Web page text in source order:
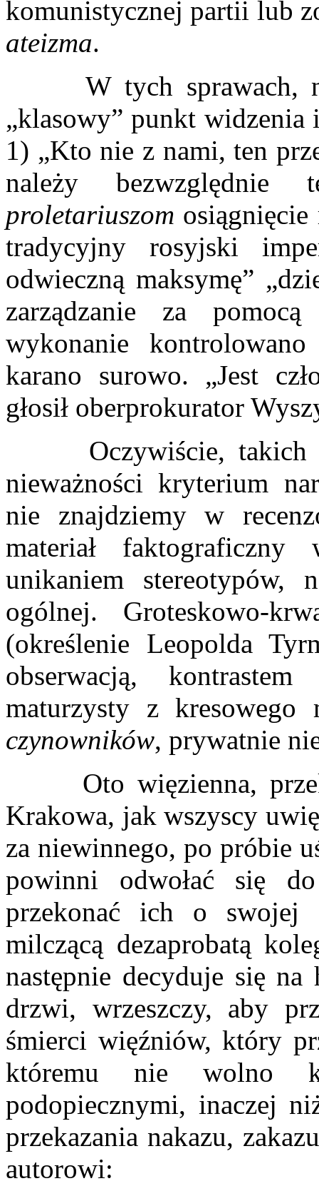
komunistycznej partii lub
ateizma.
W tych sprawach,
„klasowy” punkt widzenia
1) „Kto nie z nami, ten
należy
proletariuszom
tradycyjny rosyjski
odwieczną maksymę”
zarządzanie za
wykonanie
karano surowo. „Jest
głosił oberprokurator
Oczywiście, takich
nieważności kryterium
nie znajdziemy w
materiał
unikaniem stereotypów,
ogólnej. Groteskowo-
(określenie Leopolda
obserwacją,
maturzysty z kresowego
czynowników, prywatnie
Oto więzienna,
Krakowa, jak wszyscy
za niewinnego, po próbie
powinni odwołać się
przekonać ich o swojej
milczącą dezaprobatą
następnie decyduje się
drzwi, wrzeszczy, aby
śmierci więźniów, który
któremu nie wolno
podopiecznymi, inaczej
przekazania nakazu,
autorowi: